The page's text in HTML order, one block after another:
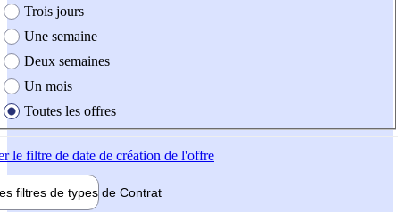
Trois jours
Une semaine
Deux semaines
Un mois
Toutes les offres
le filtre de date de création de l'offre
filtres de types de Contrat